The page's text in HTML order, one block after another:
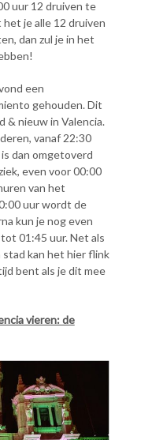
uur 12 druiven te
je alle 12 druiven
dan zul je in het
een
gehouden. Dit
& nieuw in Valencia.
vanaf 22:30
dan omgetoverd
even voor 00:00
van het
uur wordt de
kun je nog even
01:45 uur. Net als
kan het hier flink
bent als je dit mee
vieren: de